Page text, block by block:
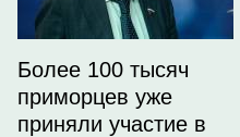
Более 100 тысяч
приморцев уже
приняли участие в